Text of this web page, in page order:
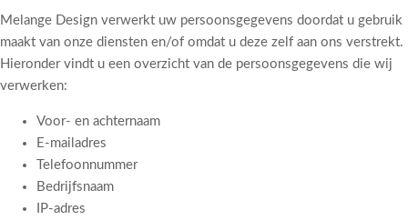
Melange Design verwerkt uw persoonsgegevens doordat u gebruik
maakt van onze diensten en/of omdat u deze zelf aan ons verstrekt.
Hieronder vindt u een overzicht van de persoonsgegevens die wij
verwerken:
Voor- en achternaam
E-mailadres
Telefoonnummer
Bedrijfsnaam
IP-adres